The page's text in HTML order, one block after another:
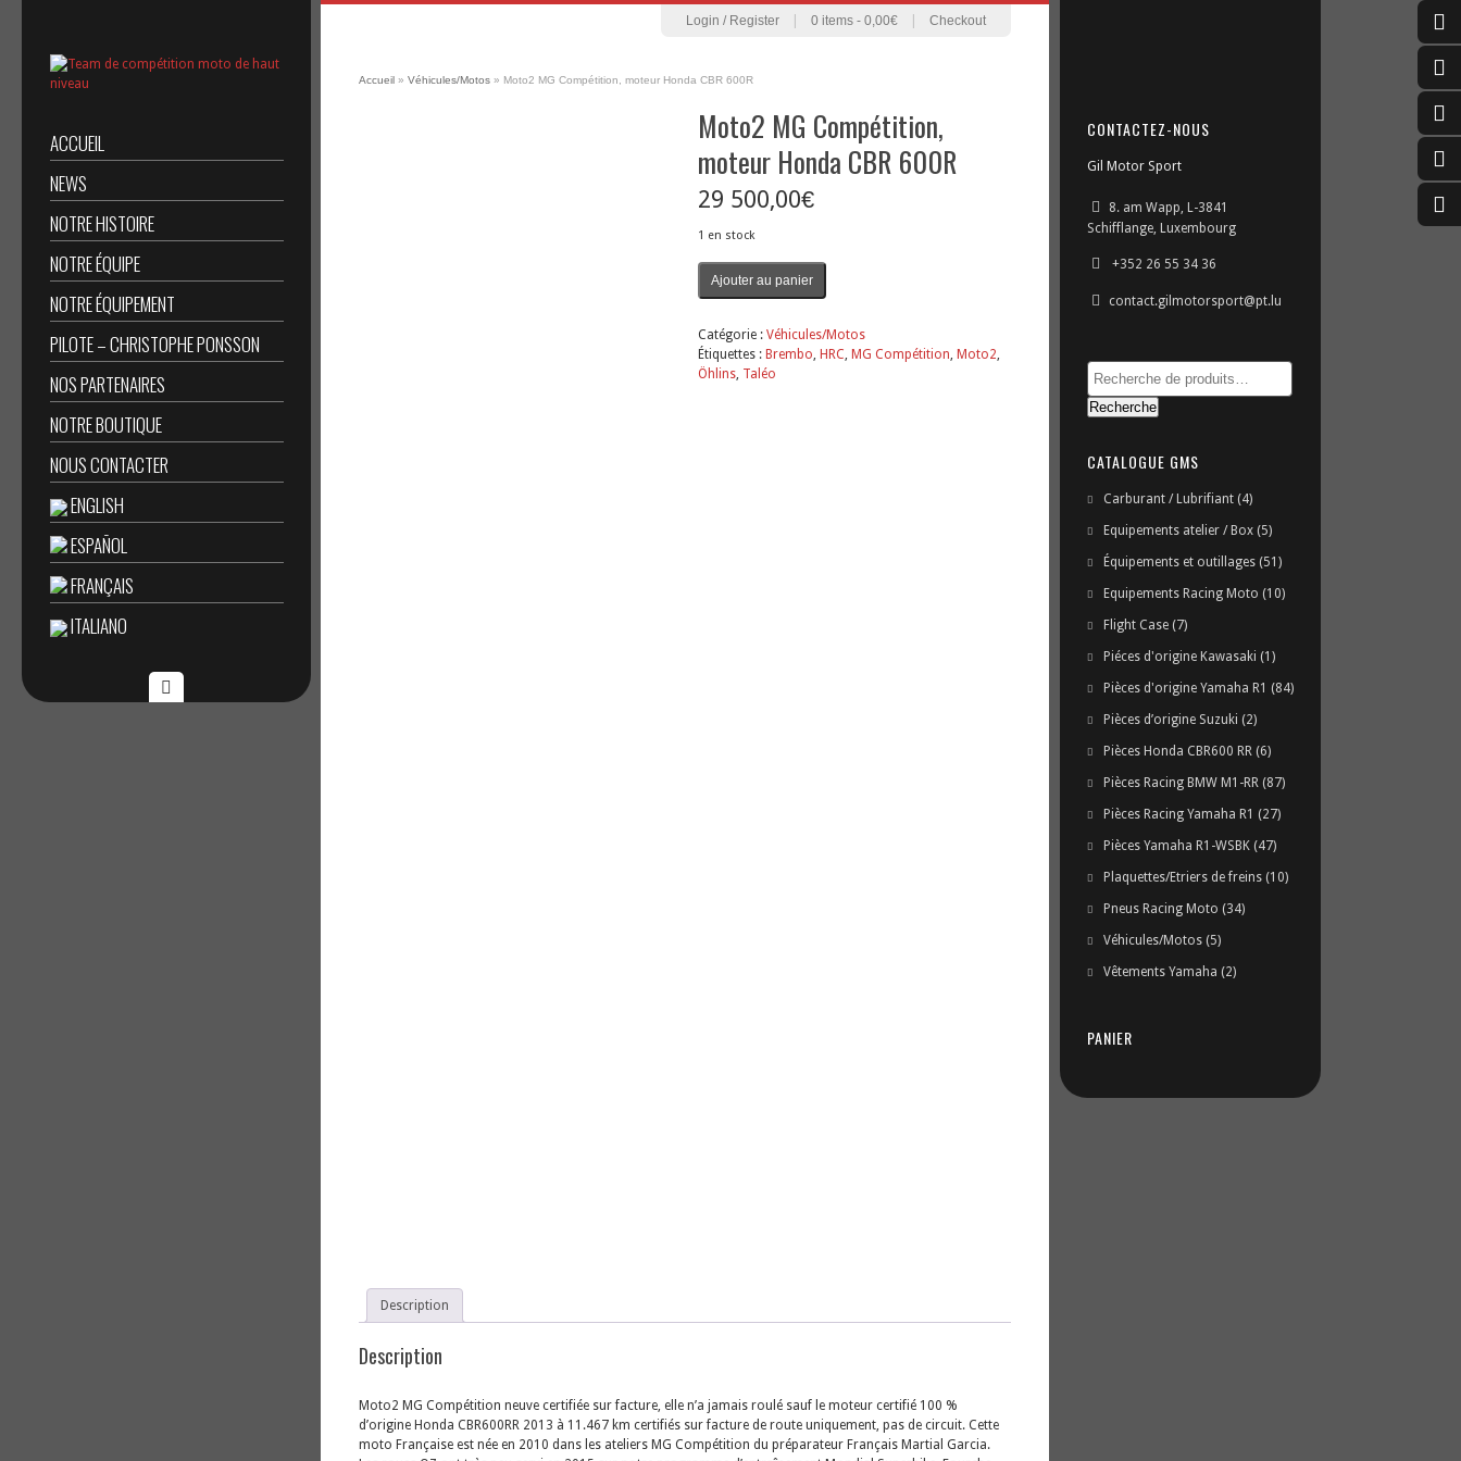
ACCUEIL
NEWS
NOTRE HISTOIRE
NOTRE ÉQUIPE
NOTRE ÉQUIPEMENT
PILOTE – CHRISTOPHE PONSSON
NOS PARTENAIRES
NOTRE BOUTIQUE
NOUS CONTACTER
ENGLISH
ESPAÑOL
FRANÇAIS
ITALIANO
Login / Register 0 items - 0,00€ Checkout
Accueil » Véhicules/Motos » Moto2 MG Compétition, moteur Honda CBR 600R
Moto2 MG Compétition,
moteur Honda CBR 600R
29 500,00€
1 en stock
MG
Compétition,
moteur
Ajouter au panier
Catégorie : Véhicules/Motos
Étiquettes : Brembo, HRC, MG Compétition, Moto2,
Öhlins, Taléo
Description
Description
Moto2 MG Compétition neuve certifiée sur facture, elle n’a jamais roulé sauf le moteur certifié 100 %
d’origine Honda CBR600RR 2013 à 11.467 km certifiés sur facture de route uniquement, pas de circuit. Cette
moto Française est née en 2010 dans les ateliers MG Compétition du préparateur Français Martial Garcia.
CONTACTEZ-NOUS
Gil Motor Sport
8. am Wapp, L-3841
Schifflange, Luxembourg
+352 26 55 34 36
contact.gilmotorsport@pt.lu
Recherche
CATALOGUE GMS
Carburant / Lubrifiant (4)
Equipements atelier / Box (5)
Équipements et outillages (51)
Equipements Racing Moto (10)
Flight Case (7)
Piéces d'origine Kawasaki (1)
Pièces d'origine Yamaha R1 (84)
Pièces d’origine Suzuki (2)
Pièces Honda CBR600 RR (6)
Pièces Racing BMW M1-RR (87)
Pièces Racing Yamaha R1 (27)
Pièces Yamaha R1-WSBK (47)
Plaquettes/Etriers de freins (10)
Pneus Racing Moto (34)
Véhicules/Motos (5)
Vêtements Yamaha (2)
PANIER